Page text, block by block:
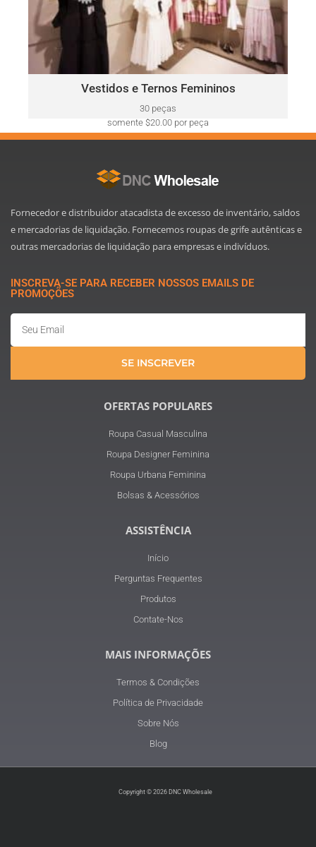
Vestidos e Ternos Femininos
30 peças
somente $20.00 por peça
Este lote pode incluir uma variedade de marcas, como:
Ralph
Lauren, Calvin Klein, DKNY, Tommy Hilfiger, Guess, Vince
Camuto, Adrianna Papell, Nine West, BCBGeneration e mais.
Clique Aqui
Fornecedor e distribuidor atacadista de excesso de inventário, saldos
e mercadorias de liquidação. Fornecemos roupas de grife autênticas e
outras mercadorias de liquidação para empresas e indivíduos.
INSCREVA-SE PARA RECEBER NOSSOS EMAILS DE
PROMOÇÕES
SE INSCREVER
OFERTAS POPULARES
Roupa Casual Masculina
Roupa Designer Feminina
Roupa Urbana Feminina
Bolsas & Acessórios
ASSISTÊNCIA
Início
Perguntas Frequentes
Produtos
Contate-Nos
MAIS INFORMAÇÕES
Termos & Condições
Política de Privacidade
Sobre Nós
Blog
Copyright © 2026 DNC Wholesale